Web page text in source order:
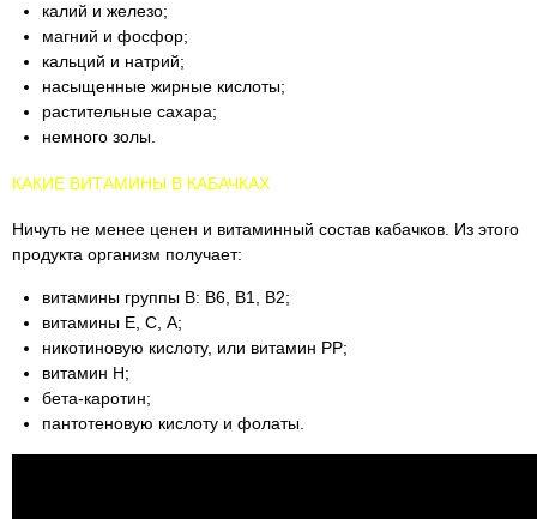
калий и железо;
магний и фосфор;
кальций и натрий;
насыщенные жирные кислоты;
растительные сахара;
немного золы.
КАКИЕ ВИТАМИНЫ В КАБАЧКАХ
Ничуть не менее ценен и витаминный состав кабачков. Из этого
продукта организм получает:
витамины группы В: В6, В1, В2;
витамины Е, С, А;
никотиновую кислоту, или витамин РР;
витамин Н;
бета-каротин;
пантотеновую кислоту и фолаты.